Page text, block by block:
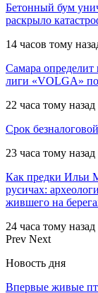
Бетонный бум
раскрыло
14 часов тому
Самара
лиги «VOLGA» по
22 часа тому назад
Срок
23 часа тому назад
Как предки Ильи
русичах:
жившего на
24 часа тому назад
Prev Next
Новость дня
Впервые живые